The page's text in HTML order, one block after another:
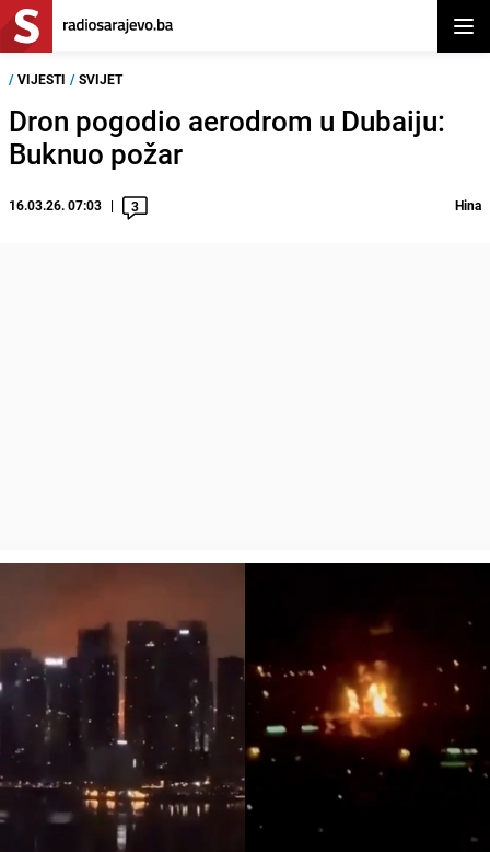
/ VIJESTI / SVIJET
Dron pogodio aerodrom u Dubaiju:
Buknuo požar
16.03.26. 07:03 3 Hina